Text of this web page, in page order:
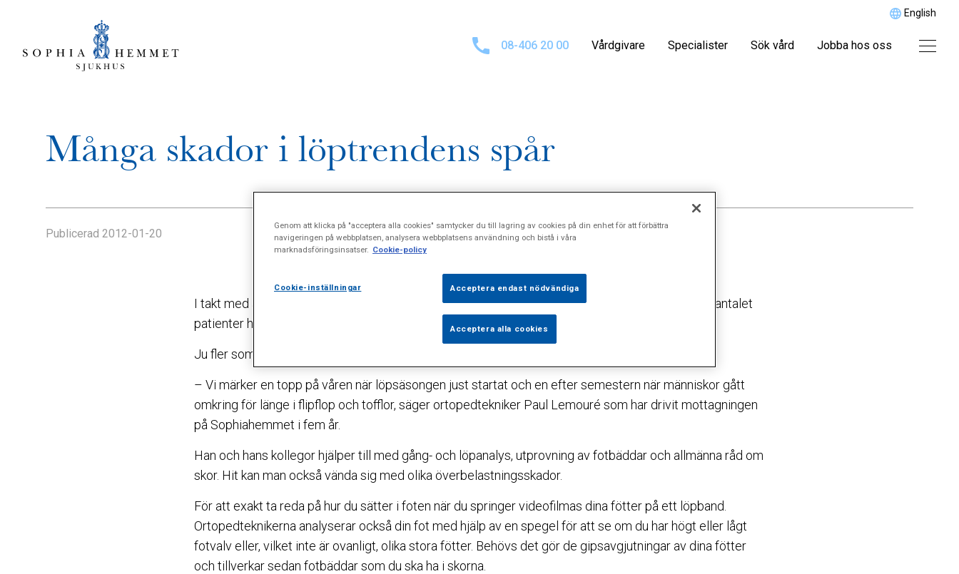
English
08-406 20 00 Vårdgivare Specialister Sök vård Jobba hos oss
Många skador i löptrendens spår
Publicerad 2012-01-20
I takt med att allt fler motionärer snör på sig löparskorna och ger sig ut och springer ökar också antalet
patienter hos Ortopedtekniska mottagningen på Sophiahemmet.
Ju fler som löptränar desto fler skador.
– Vi märker en topp på våren när löpsäsongen just startat och en efter semestern när människor gått
omkring för länge i flipflop och tofflor, säger ortopedtekniker Paul Lemouré som har drivit mottagningen
på Sophiahemmet i fem år.
Han och hans kollegor hjälper till med gång- och löpanalys, utprovning av fotbäddar och allmänna råd om
skor. Hit kan man också vända sig med olika överbelastningsskador.
För att exakt ta reda på hur du sätter i foten när du springer videofilmas dina fötter på ett löpband.
Ortopedteknikerna analyserar också din fot med hjälp av en spegel för att se om du har högt eller lågt
fotvalv eller, vilket inte är ovanligt, olika stora fötter. Behövs det gör de gipsavgjutningar av dina fötter
och tillverkar sedan fotbäddar som du ska ha i skorna.
Genom att klicka på "acceptera alla cookies" samtycker du till lagring av cookies på din enhet för att förbättra
navigeringen på webbplatsen, analysera webbplatsens användning och bistå i våra
marknadsföringsinsatser. Cookie-policy
Cookie-inställningar Acceptera endast nödvändiga
Acceptera alla cookies